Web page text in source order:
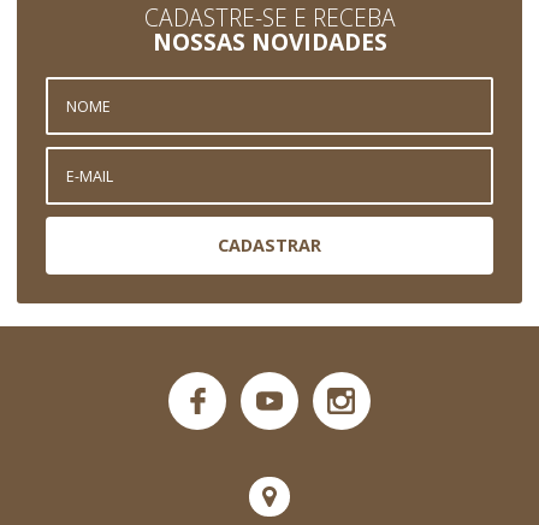
CADASTRE-SE E RECEBA
NOSSAS NOVIDADES
CADASTRAR